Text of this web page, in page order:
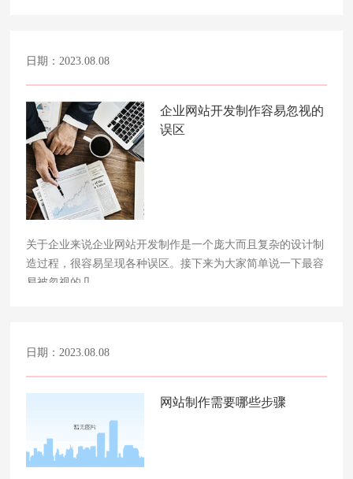
日期：2023.08.08
企业网站开发制作容易忽视的
误区
关于企业来说企业网站开发制作是一个庞大而且复杂的设计制
造过程，很容易呈现各种误区。接下来为大家简单说一下最容
易被忽视的几……
日期：2023.08.08
网站制作需要哪些步骤